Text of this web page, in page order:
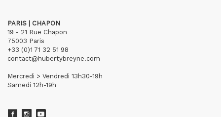
PARIS | CHAPON
19 - 21 Rue Chapon
75003 Paris
+33 (0)1 71 32 51 98
contact@hubertybreyne.com
Mercredi > Vendredi 13h30-19h
Samedi 12h-19h